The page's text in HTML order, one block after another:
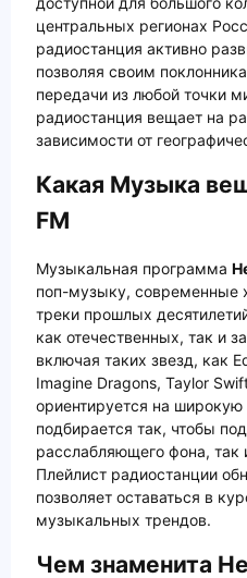
центральных регионах
радиостанция активно
позволяя своим
передачи из любой точки
радиостанция вещает на
зависимости от
Какая Музыка
FM
Музыкальная программа
поп-музыку, современные
треки прошлых
как отечественных, так и
включая таких звезд, как
Imagine Dragons, Taylor
ориентируется на
подбирается так, чтобы
расслабляющего фона, так
Плейлист радиостанции
позволяет оставаться в
музыкальных трендов.
Чем знаменита